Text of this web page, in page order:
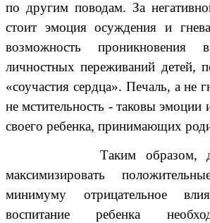
по другим поводам. За
стоит эмоция осуждения и
возможность
личностных переживаний детей,
«соучастия сердца». Печаль, а не
не мстительность - таковы
своего ребенка, принимающих
Таким образом, для
максимизировать
минимуму отрицательное
воспитание ребенка